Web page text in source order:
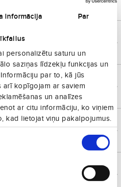
informācija Par
personalizētu saturu un
saziņas līdzekļu funkcijas un
par to, kā jūs
arī kopīgojam ar saviem
un analīzes
ar citu informāciju, ko viņiem
kad lietojat viņu pakalpojumus.
Vienā virzienā
no
no €74
Vienā virzienā
no € 76
Vienā virzienā